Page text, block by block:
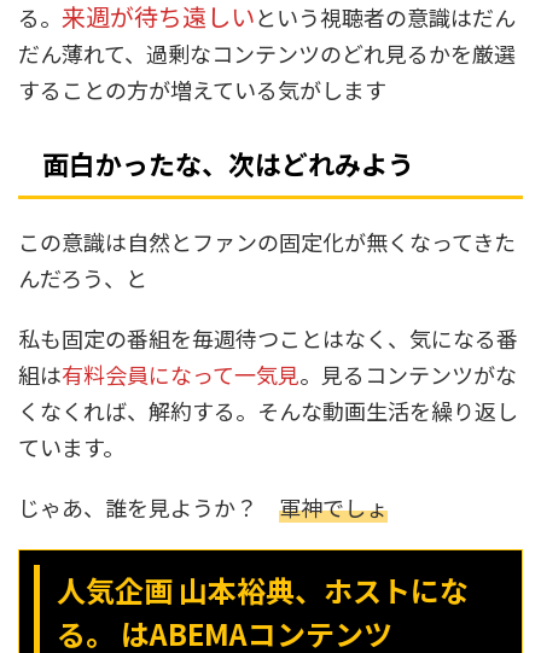
る。 来週が待ち遠しいという視聴者の意識はだん
だん薄れて、過剰なコンテンツのどれ見るかを厳選
することの方が増えている気がします
面白かったな、次はどれみよう
この意識は自然とファンの固定化が無くなってきた
んだろう、と
私も固定の番組を毎週待つことはなく、気になる番
組は有料会員になって一気見。見るコンテンツがな
くなくれば、解約する。そんな動画生活を繰り返し
ています。
じゃあ、誰を見ようか？ 軍神でしょ
人気企画 山本裕典、ホストにな
る。 はABEMAコンテンツ